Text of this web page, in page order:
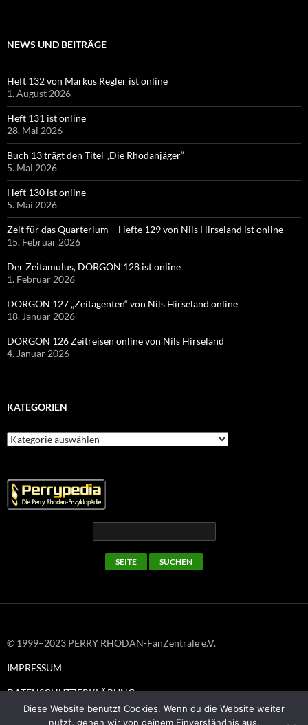
NEWS UND BEITRÄGE
Heft 132 von Markus Regler ist online
1. August 2026
Heft 131 ist online
28. Mai 2026
Buch 13 trägt den Titel „Die Rhodanjäger“
5. Mai 2026
Heft 130 ist online
5. Mai 2026
Zeit für das Quarterium – Hefte 129 von Nils Hirseland ist online
15. Februar 2026
Der Zeitamulus, DORGON 128 ist online
1. Februar 2026
DORGON 127 „Zeitagenten“ von Nils Hirseland online
18. Januar 2026
DORGON 126 Zeitreisen online von Nils Hirseland
4. Januar 2026
KATEGORIEN
Kategorien
© 1999–2023 PERRY RHODAN-FanZentrale e.V.
IMPRESSUM
DATENSCHUTZERKLÄRUNG
Diese Website benutzt Cookies. Wenn du die Website weiter
nutzt, gehen wir von deinem Einverständnis aus.